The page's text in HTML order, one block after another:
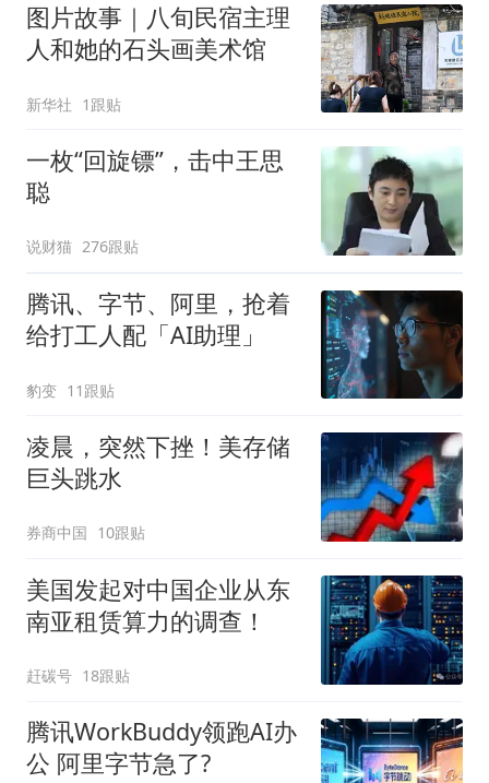
图片故事｜八旬民宿主理
人和她的石头画美术馆
新华社 1跟贴
一枚“回旋镖”，击中王思
聪
说财猫 276跟贴
腾讯、字节、阿里，抢着
给打工人配「AI助理」
豹变 11跟贴
凌晨，突然下挫！美存储
巨头跳水
券商中国 10跟贴
美国发起对中国企业从东
南亚租赁算力的调查！
赶碳号 18跟贴
腾讯WorkBuddy领跑AI办
公 阿里字节急了?